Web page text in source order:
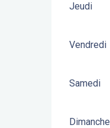
Jeudi
Vendredi
Samedi
Dimanche